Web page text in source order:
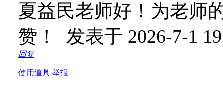
夏益民老师好！为老师
赞！ 发表于 2026-7-1
回复
使用道具 举报